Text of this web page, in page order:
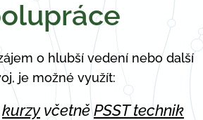
o hlubší vedení nebo další
je možné využít:
kurzyvčetněPSST technik